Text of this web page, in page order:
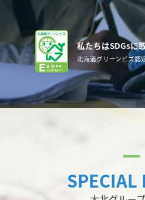
私たちは​SDGsに​
北海道グリーンビズ認
SPECIAL